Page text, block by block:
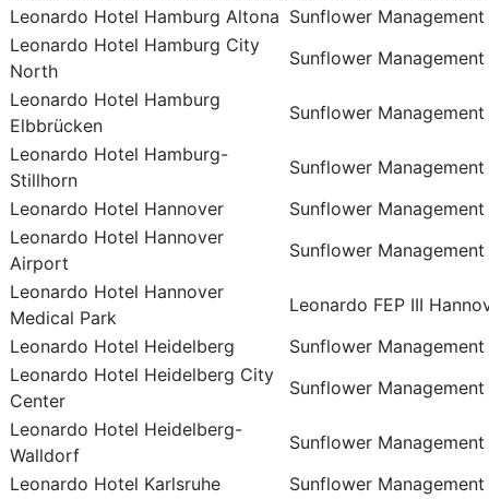
Leonardo Hotel Hamburg Altona Sunflower Management
Leonardo Hotel Hamburg City
North
Sunflower Management
Leonardo Hotel Hamburg
Elbbrücken
Sunflower Management
Leonardo Hotel Hamburg-
Stillhorn
Sunflower Management
Leonardo Hotel Hannover
Sunflower Management
Leonardo Hotel Hannover
Airport
Sunflower Management
Leonardo Hotel Hannover
Medical Park
Leonardo FEP III
Leonardo Hotel Heidelberg
Sunflower Management
Leonardo Hotel Heidelberg City
Center
Sunflower Management
Leonardo Hotel Heidelberg-
Walldorf
Sunflower Management
Leonardo Hotel Karlsruhe
Sunflower Management